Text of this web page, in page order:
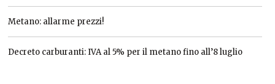
Metano: allarme prezzi!
Decreto carburanti: IVA al 5% per il metano fino all’8 luglio